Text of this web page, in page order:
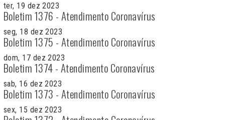
ter, 19 dez 2023
Boletim 1376 - Atendimento Coronavírus
seg, 18 dez 2023
Boletim 1375 - Atendimento Coronavírus
dom, 17 dez 2023
Boletim 1374 - Atendimento Coronavírus
sab, 16 dez 2023
Boletim 1373 - Atendimento Coronavírus
sex, 15 dez 2023